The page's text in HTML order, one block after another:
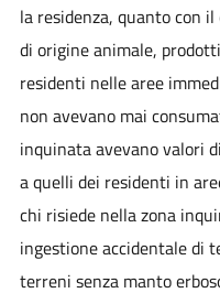
la residenza, quanto con
di origine animale,
residenti nelle aree
non avevano mai
inquinata avevano valori
a quelli dei residenti in
chi risiede nella zona
ingestione accidentale di
terreni senza manto